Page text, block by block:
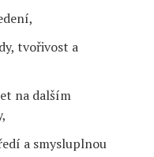
tvořivost a
na dalším
a smysluplnou